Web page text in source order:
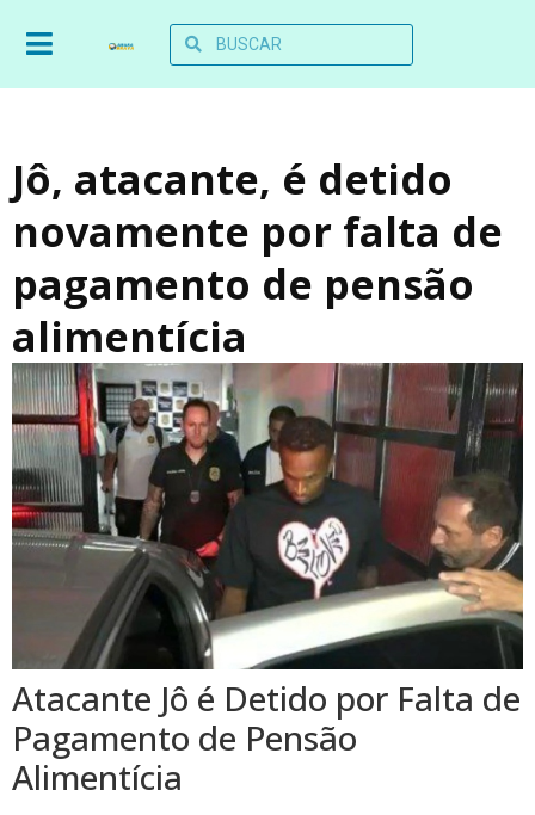
Jô, atacante, é detido
novamente por falta de
pagamento de pensão
alimentícia
Atacante Jô é Detido por Falta de
Pagamento de Pensão
Alimentícia